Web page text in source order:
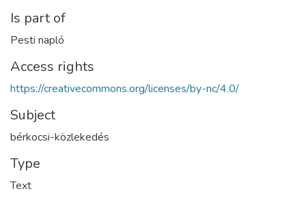
Is part of
Pesti napló
Access rights
https://creativecommons.org/licenses/by-nc/4.0/
Subject
bérkocsi-közlekedés
Type
Text